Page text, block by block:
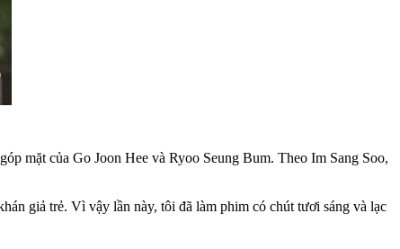
mặt của Go Joon Hee và Ryoo Seung Bum. Theo Im Sang Soo,
giả trẻ. Vì vậy lần này, tôi đã làm phim có chút tươi sáng và lạc